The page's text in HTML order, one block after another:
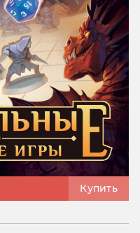
Купить